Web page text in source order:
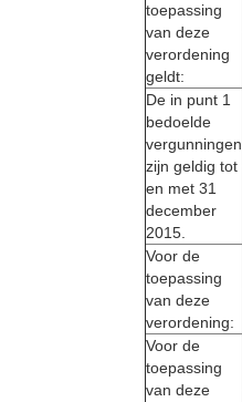
toepassing
van deze
verordening
geldt:
De in punt 1
bedoelde
vergunningen
zijn geldig tot
en met 31
december
2015.
Voor de
toepassing
van deze
verordening:
Voor de
toepassing
van deze